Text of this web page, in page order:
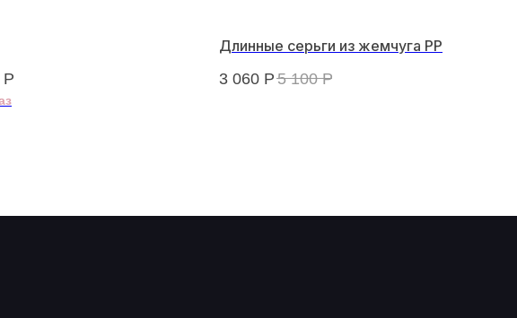
Р
Длинные серьги из жемчуга РР
3 060 Р 5 100 Р